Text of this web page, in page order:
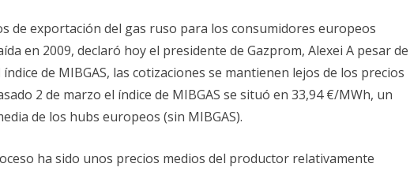
de exportación del gas ruso para los consumidores europeos
en 2009, declaró hoy el presidente de Gazprom, Alexei A pesar de
de MIBGAS, las cotizaciones se mantienen lejos de los precios
2 de marzo el índice de MIBGAS se situó en 33,94 €/MWh, un
de los hubs europeos (sin MIBGAS).
ha sido unos precios medios del productor relativamente